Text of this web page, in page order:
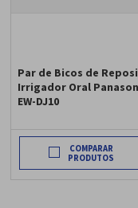
Par de Bicos de
Irrigador Oral Panasonic
EW-DJ10
COMPARAR